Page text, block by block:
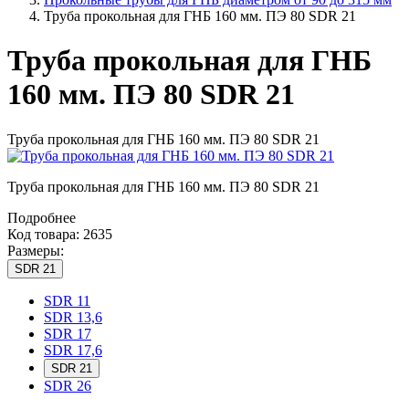
Труба прокольная для ГНБ 160 мм. ПЭ 80 SDR 21
Труба прокольная для ГНБ
160 мм. ПЭ 80 SDR 21
Труба прокольная для ГНБ 160 мм. ПЭ 80 SDR 21
Труба прокольная для ГНБ 160 мм. ПЭ 80 SDR 21
Подробнее
Код товара: 2635
Размеры:
SDR 21
SDR 11
SDR 13,6
SDR 17
SDR 17,6
SDR 21
SDR 26